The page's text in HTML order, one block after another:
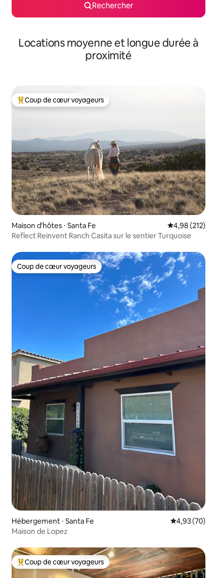
Rechercher
Locations moyenne et longue durée à
proximité
Coups de cœur voyageurs les plus appréciés
Coup de cœur voyageurs
Maison d'hôtes ⋅ Santa Fe Évaluation
4,98 (212)
Reflect Reinvent Ranch Casita sur le sentier Turquoise
Coup de cœur voyageurs
Coup de cœur voyageurs
Hébergement ⋅ Santa Fe Évaluation
4,93 (70)
Maison de Lopez
Coups de cœur voyageurs les plus appréciés
Coup de cœur voyageurs